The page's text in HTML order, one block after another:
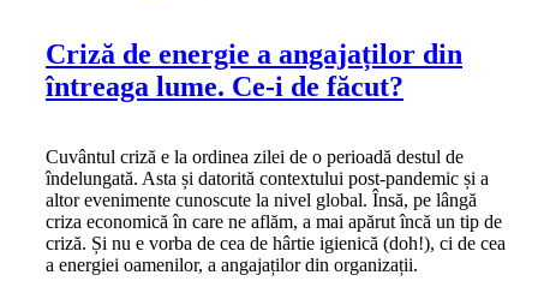
Criză de energie a angajaților din
întreaga lume. Ce-i de făcut?
Cuvântul criză e la ordinea zilei de o perioadă destul de
îndelungată. Asta și datorită contextului post-pandemic și a
altor evenimente cunoscute la nivel global. Însă, pe lângă
criza economică în care ne aflăm, a mai apărut încă un tip de
criză. Și nu e vorba de cea de hârtie igienică (doh!), ci de cea
a energiei oamenilor, a angajaților din organizații.